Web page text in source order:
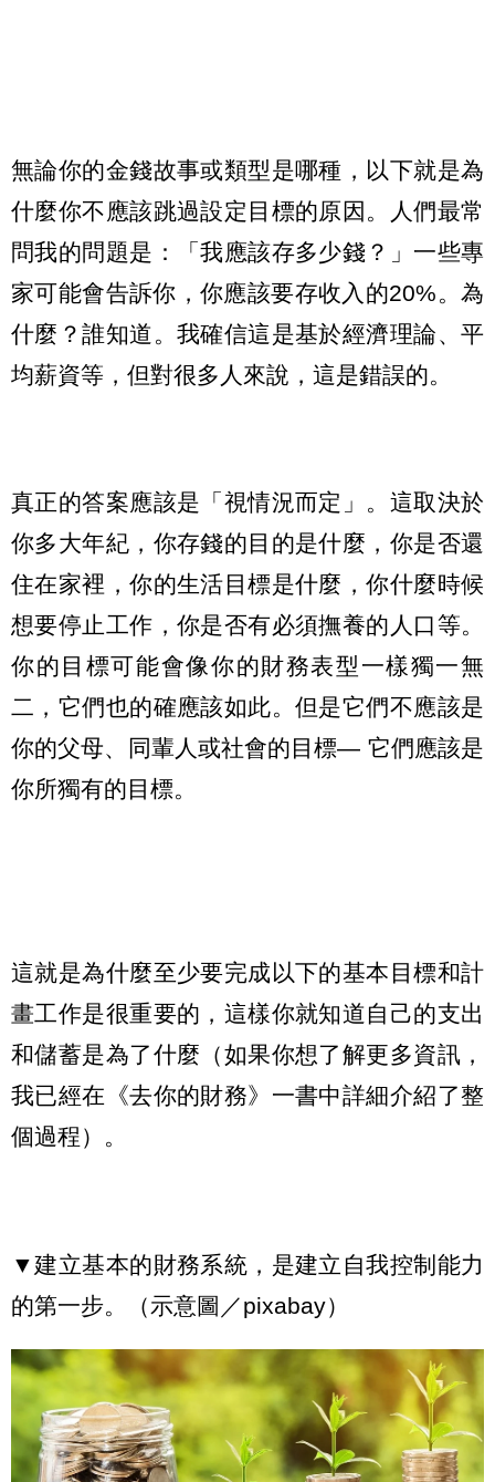
無論你的金錢故事或類型是哪種，以下就是為
什麼你不應該跳過設定目標的原因。人們最常
問我的問題是：「我應該存多少錢？」一些專
家可能會告訴你，你應該要存收入的20%。為
什麼？誰知道。我確信這是基於經濟理論、平
均薪資等，但對很多人來說，這是錯誤的。
真正的答案應該是「視情況而定」。這取決於
你多大年紀，你存錢的目的是什麼，你是否還
住在家裡，你的生活目標是什麼，你什麼時候
想要停止工作，你是否有必須撫養的人口等。
你的目標可能會像你的財務表型一樣獨一無
二，它們也的確應該如此。但是它們不應該是
你的父母、同輩人或社會的目標— 它們應該是
你所獨有的目標。
這就是為什麼至少要完成以下的基本目標和計
畫工作是很重要的，這樣你就知道自己的支出
和儲蓄是為了什麼（如果你想了解更多資訊，
我已經在《去你的財務》一書中詳細介紹了整
個過程）。
▼建立基本的財務系統，是建立自我控制能力
的第一步。（示意圖／pixabay）